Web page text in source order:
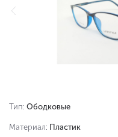
Тип: Ободковые
Материал: Пластик